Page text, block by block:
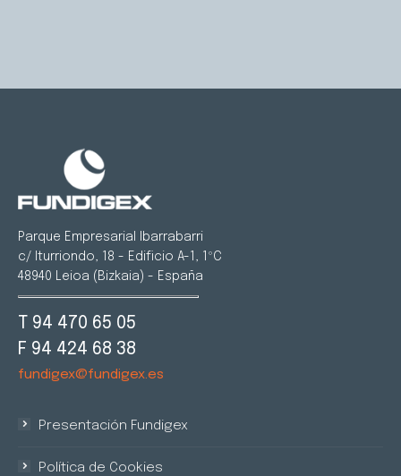
Parque Empresarial Ibarrabarri
c/ Iturriondo, 18 - Edificio A-1, 1ºC
48940 Leioa (Bizkaia) - España
T 94 470 65 05
F 94 424 68 38
fundigex@fundigex.es
Presentación Fundigex
Política de Cookies